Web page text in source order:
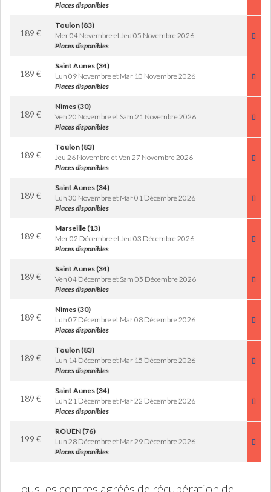
Places disponibles
189 €
Toulon (83)
Mer 04 Novembre et Jeu 05 Novembre 2026
Places disponibles
189 €
Saint Aunes (34)
Lun 09 Novembre et Mar 10 Novembre 2026
Places disponibles
189 €
Nimes (30)
Ven 20 Novembre et Sam 21 Novembre 2026
Places disponibles
189 €
Toulon (83)
Jeu 26 Novembre et Ven 27 Novembre 2026
Places disponibles
189 €
Saint Aunes (34)
Lun 30 Novembre et Mar 01 Décembre 2026
Places disponibles
189 €
Marseille (13)
Mer 02 Décembre et Jeu 03 Décembre 2026
Places disponibles
189 €
Saint Aunes (34)
Ven 04 Décembre et Sam 05 Décembre 2026
Places disponibles
189 €
Nimes (30)
Lun 07 Décembre et Mar 08 Décembre 2026
Places disponibles
189 €
Toulon (83)
Lun 14 Décembre et Mar 15 Décembre 2026
Places disponibles
189 €
Saint Aunes (34)
Lun 21 Décembre et Mar 22 Décembre 2026
Places disponibles
199 €
ROUEN (76)
Lun 28 Décembre et Mar 29 Décembre 2026
Places disponibles
Tous les centres agréés de récupération de